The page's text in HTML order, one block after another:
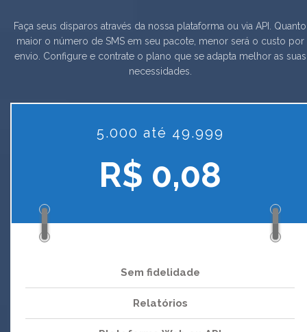
Faça seus disparos através da nossa plataforma ou via API. Quanto
maior o número de SMS em seu pacote, menor será o custo por
envio. Configure e contrate o plano que se adapta melhor as suas
necessidades.
5.000 até 49.999
R$ 0,08
Sem fidelidade
Relatórios